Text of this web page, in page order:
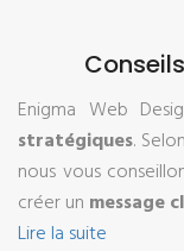
Enigma Web
stratégiques.
nous vous
créer un message
Lire la suite